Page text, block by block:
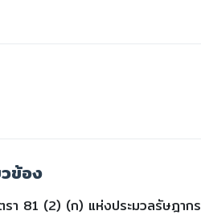
ข้อง
รา 81 (2) (ก) แห่งประมวลรัษฎากร